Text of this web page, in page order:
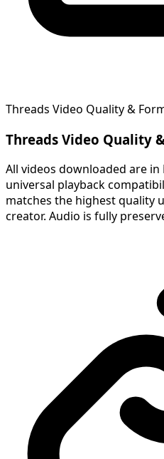
Threads Video Quality &
Threads Video Quality
All videos downloaded are
universal playback
matches the highest quality
creator. Audio is fully